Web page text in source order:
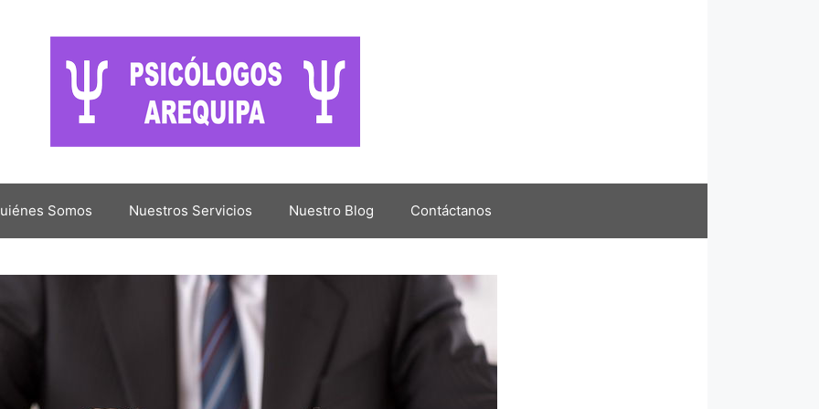
Somos Nuestros Servicios Nuestro Blog Contáctanos